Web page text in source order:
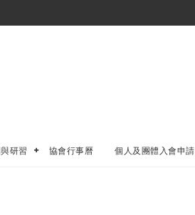
研習 協會行事曆 個人及團體入會申請